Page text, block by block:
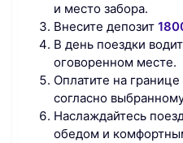
и место забора.
Внесите депозит
В день поездки
оговоренном месте.
Оплатите на
согласно
Наслаждайтесь
обедом и